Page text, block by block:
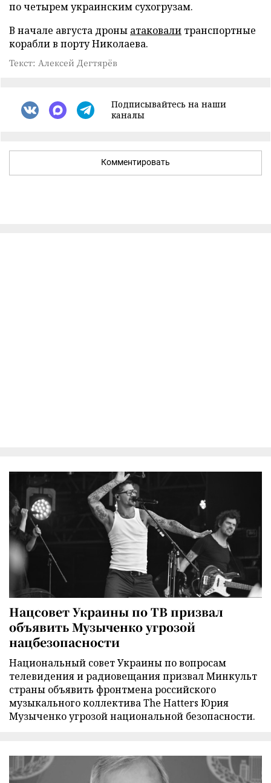
по четырем украинским сухогрузам.
В начале августа дроны атаковали транспортные
корабли в порту Николаева.
Текст: Алексей Дегтярёв
Подписывайтесь на наши
каналы
Комментировать
Нацсовет Украины по ТВ призвал
объявить Музыченко угрозой
нацбезопасности
Национальный совет Украины по вопросам
телевидения и радиовещания призвал Минкульт
страны объявить фронтмена российского
музыкального коллектива The Hatters Юрия
Музыченко угрозой национальной безопасности.